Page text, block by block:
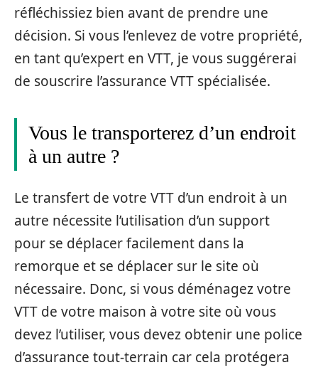
réfléchissiez bien avant de prendre une
décision. Si vous l’enlevez de votre propriété,
en tant qu’expert en VTT, je vous suggérerai
de souscrire l’assurance VTT spécialisée.
Vous le transporterez d’un endroit
à un autre ?
Le transfert de votre VTT d’un endroit à un
autre nécessite l’utilisation d’un support
pour se déplacer facilement dans la
remorque et se déplacer sur le site où
nécessaire. Donc, si vous déménagez votre
VTT de votre maison à votre site où vous
devez l’utiliser, vous devez obtenir une police
d’assurance tout-terrain car cela protégera